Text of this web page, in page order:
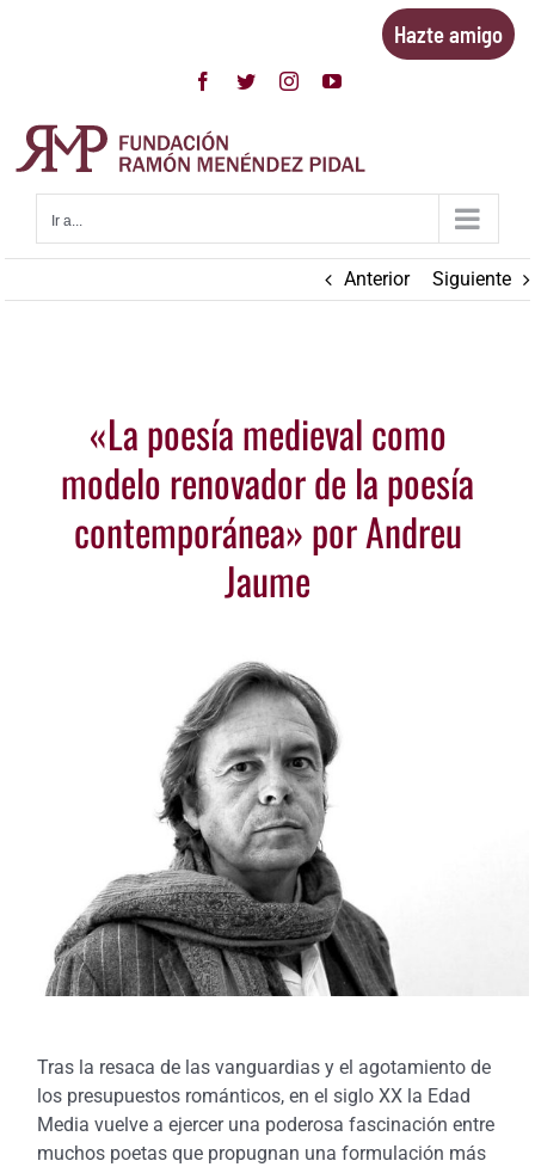
Hazte amigo
Facebook
TwitterInstagramYouTube
Ir a...
Anterior Siguiente
«La poesía medieval como
modelo renovador de la poesía
contemporánea» por Andreu
Jaume
Tras la resaca de las vanguardias y el agotamiento de
los presupuestos románticos, en el siglo XX la Edad
Media vuelve a ejercer una poderosa fascinación entre
muchos poetas que propugnan una formulación más